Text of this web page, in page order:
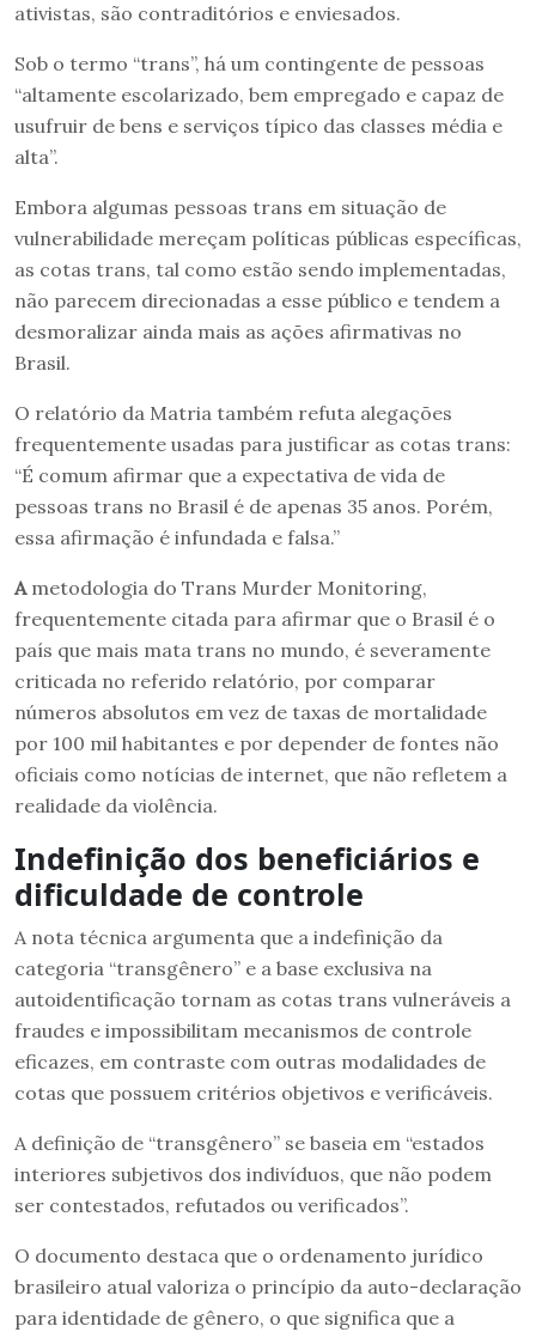
ativistas, são contraditórios e enviesados.
Sob o termo “trans”, há um contingente de pessoas
“altamente escolarizado, bem empregado e capaz de
usufruir de bens e serviços típico das classes média e
alta”.
Embora algumas pessoas trans em situação de
vulnerabilidade mereçam políticas públicas específicas,
as cotas trans, tal como estão sendo implementadas,
não parecem direcionadas a esse público e tendem a
desmoralizar ainda mais as ações afirmativas no
Brasil.
O relatório da Matria também refuta alegações
frequentemente usadas para justificar as cotas trans:
“É comum afirmar que a expectativa de vida de
pessoas trans no Brasil é de apenas 35 anos. Porém,
essa afirmação é infundada e falsa.”
A metodologia do Trans Murder Monitoring,
frequentemente citada para afirmar que o Brasil é o
país que mais mata trans no mundo, é severamente
criticada no referido relatório, por comparar
números absolutos em vez de taxas de mortalidade
por 100 mil habitantes e por depender de fontes não
oficiais como notícias de internet, que não refletem a
realidade da violência.
Indefinição dos beneficiários e
dificuldade de controle
A nota técnica argumenta que a indefinição da
categoria “transgênero” e a base exclusiva na
autoidentificação tornam as cotas trans vulneráveis a
fraudes e impossibilitam mecanismos de controle
eficazes, em contraste com outras modalidades de
cotas que possuem critérios objetivos e verificáveis.
A definição de “transgênero” se baseia em “estados
interiores subjetivos dos indivíduos, que não podem
ser contestados, refutados ou verificados”.
O documento destaca que o ordenamento jurídico
brasileiro atual valoriza o princípio da auto-declaração
para identidade de gênero, o que significa que a